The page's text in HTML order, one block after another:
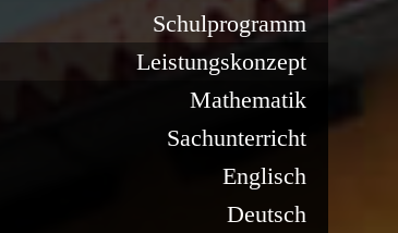
Schulprogramm
Leistungskonzept
Mathematik
Sachunterricht
Englisch
Deutsch